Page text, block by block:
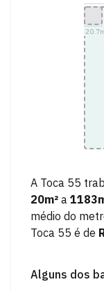
20.7
A Toca 55
20m² a 1183
médio do
Toca 55 é de
Alguns dos